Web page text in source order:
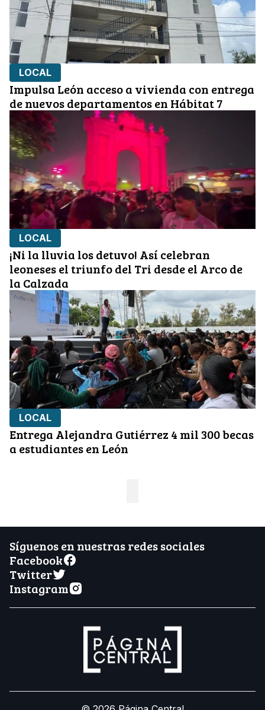
LOCAL
Impulsa León acceso a vivienda con entrega
de nuevos departamentos en Hábitat 7
LOCAL
¡Ni la lluvia los detuvo! Así celebran
leoneses el triunfo del Tri desde el Arco de
la Calzada
LOCAL
Entrega Alejandra Gutiérrez 4 mil 300 becas
a estudiantes en León
Síguenos en nuestras redes sociales
Facebook
Twitter
Instagram